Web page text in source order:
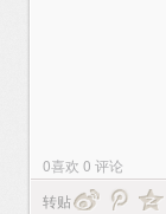
0喜欢 0 评论
转贴